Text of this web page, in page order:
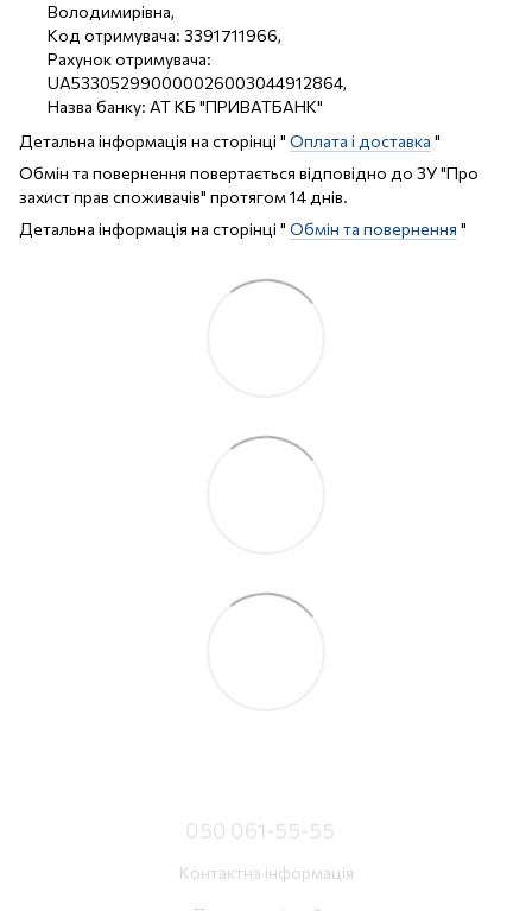
Володимирівна,
Код отримувача: 3391711966,
Рахунок отримувача:
UA533052990000026003044912864,
Назва банку: АТ КБ "ПРИВАТБАНК"
Детальна інформація на сторінці " Оплата і доставка "
Обмін та повернення повертається відповідно до ЗУ "Про
захист прав споживачів" протягом 14 днів.
Детальна інформація на сторінці " Обмін та повернення "
050 061-55-55
Контактна інформація